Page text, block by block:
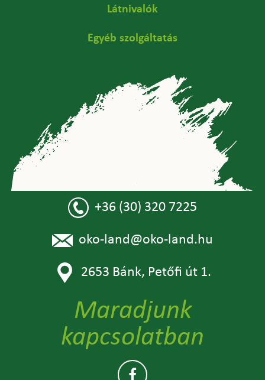
Látnivalók
Egyéb szolgáltatás
+36 (30) 320 7225
oko-land@oko-land.hu
2653 Bánk, Petőfi út 1.
Maradjunk
kapcsolatban